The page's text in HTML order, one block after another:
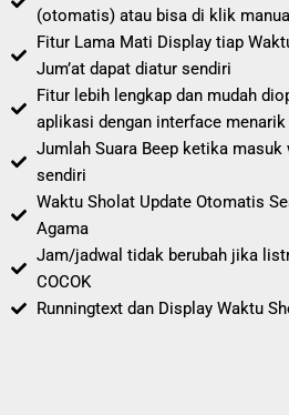
(otomatis) atau bisa di klik manual
Fitur Lama Mati Display tiap
Jum’at dapat diatur sendiri
Fitur lebih lengkap dan mudah
aplikasi dengan interface
Jumlah Suara Beep ketika
sendiri
Waktu Sholat Update Otomatis
Agama
Jam/jadwal tidak berubah jika
COCOK
Runningtext dan Display Waktu